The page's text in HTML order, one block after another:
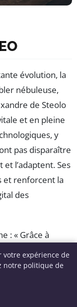
évolution, la
nébuleuse,
de Steolo
et en pleine
y
pas disparaître
l’adaptent. Ses
et renforcent la
des
: « Grâce à
le
une
pour s’adapter
Le SEO
votre expérience de
notre politique de